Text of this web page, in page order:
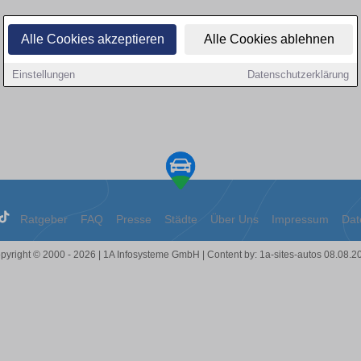
Alle Cookies akzeptieren Alle Cookies ablehnen
Einstellungen Datenschutzerklärung
Ratgeber FAQ Presse Städte Über Uns Impressum
© 2000 - 2026 | 1A Infosysteme GmbH | Content by: 1a-sites-autos